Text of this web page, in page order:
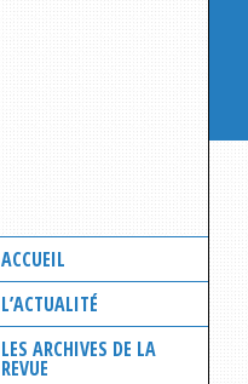
ACCUEIL
L’ACTUALITÉ
LES ARCHIVES DE LA
REVUE